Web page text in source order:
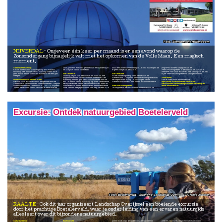
NIJVERDAL
Zonsondergang bijna gelijk valt met het opkomen van de Volle Maan. Een magisch
moment.
Sallandse Heuvelrug
En wat boffen dat dit schouwspel op de Sallandse
heuvelrug heel mooi te zien is. Natuurlijk alleen als er
geen wolkje aan de lucht is en wanneer u met een gids
meegaat.
In het schijnsel van de volle maan
De volle Maan excursie wordt u aangeboden door de
Sterrenwacht Hellendoorn en Staatsbosbeheer. Startpunt
is het buitencentrum, Grotestraat 281, 7441 GS Nijverdal.
Tijdens deze avond komt u van alles te weten over de
Maan, planeten en kunt u genieten van een wandeling in
het schijnsel van de volle Maan.
Sterrenhemel
Maandag 29 juni start de excursie om 21.00 uur. Het
programma bestaat uit verschillende onderdelen. Een
wandeling met een gids van Staatsbosbeheer door het
bos. De nadruk van de wandeling ligt op de sterrenhemel,
de mystieke sfeer van de natuur in het duister, zoals de
silhouetten van bomen en struiken en de oorverdovende
stilte. Met een beetje geluk hoort u de roep van een uil, of
kruist een ander nachtdier het pad... En nu maar hopen dat
er geen wolkje aan de lucht is.
Sterrenwacht
Na de wandeling brengt u een bezoek aan de
Sterrenwacht. U krijgt een presentatie in het planetarium,
de koepel of een lezing. De vrijwilligers van de
Sterrenwacht nemen u mee op een reis door het heelal.
Weersomstandigheden
De volgorde en de verschillende onderdelen van het
programma worden aangepast aan de
weersomstandigheden. In de loop van het jaar zijn er
meerdere volle Maan excursies. Trek kleding aan die past
bij de weersomstandigheden en stevige schoenen.
Aanmelden
Van te voren online aanmelden via:
https://www.staatsbosbeheer.nl/uit-in-de-
natuur/vollemaanwandeling-sallandse-heuvelrugen
www.autobouwman.
Sterrenwacht Hellendoorn
Excursie: Ontdek natuurgebied Boetelerveld
RAALTE
door het prachtige Boetelerveld, waar je onder leiding van een ervaren natuurgids
alles leert over dit bijzondere natuurgebied.
Sallandse Heide
Boetelerveld
poelen wordt langs de randen omsloten door kleine
website www.landschapoverijssel.nl/activiteiten
Boeterlerveld - Stichting Landschap Overijssel / Greetje Janssen